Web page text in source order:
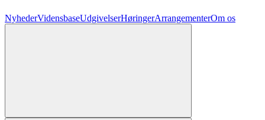
NyhederVidensbaseUdgivelserHøringerArrangementerOm os